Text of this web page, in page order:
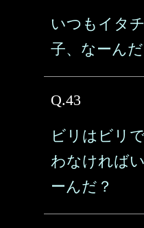
いつもイタ
子、なーんだ
Q.43
ビリはビリ
わなければ
ーんだ？